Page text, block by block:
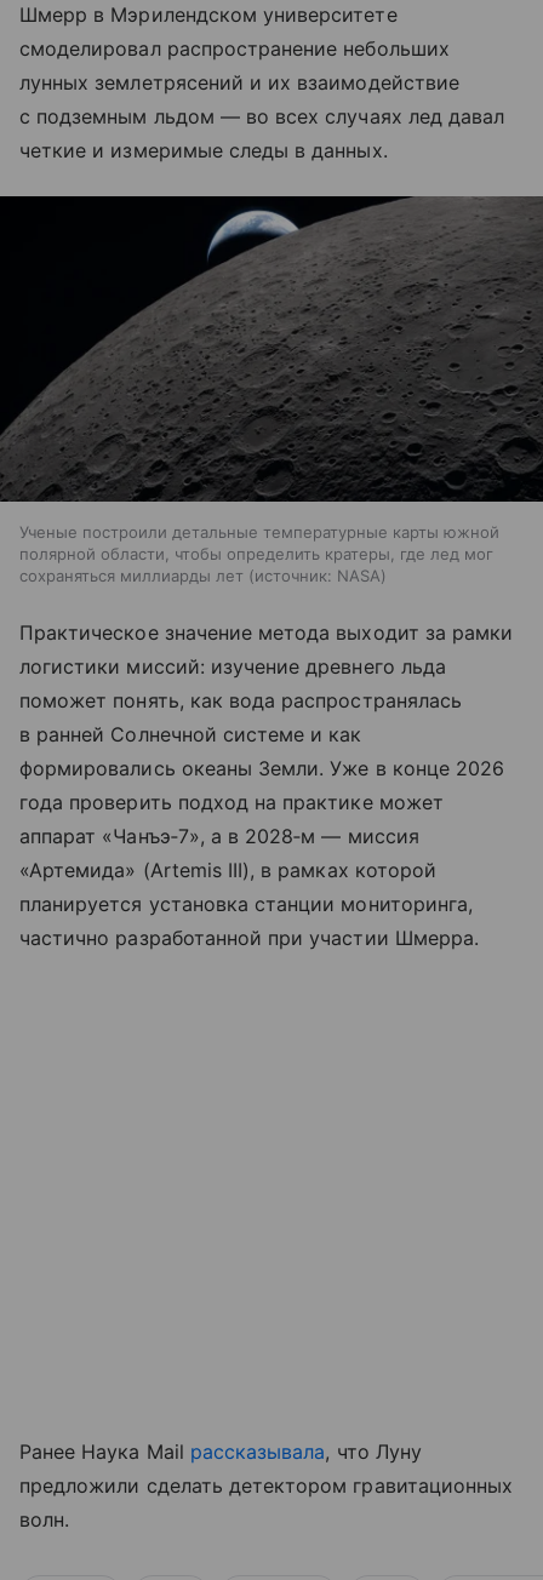
Шмерр в Мэрилендском университете
смоделировал распространение небольших
лунных землетрясений и их взаимодействие
с подземным льдом — во всех случаях лед давал
четкие и измеримые следы в данных.
Ученые построили детальные температурные карты южной
полярной области, чтобы определить кратеры, где лед мог
сохраняться миллиарды лет
источник: NASA
Практическое значение метода выходит за рамки
логистики миссий: изучение древнего льда
поможет понять, как вода распространялась
в ранней Солнечной системе и как
формировались океаны Земли. Уже в конце 2026
года проверить подход на практике может
аппарат «Чанъэ‑7», а в 2028‑м — миссия
«Артемида» (Artemis III), в рамках которой
планируется установка станции мониторинга,
частично разработанной при участии Шмерра.
Ранее Наука Mail рассказывала, что Луну
предложили сделать детектором гравитационных
волн.